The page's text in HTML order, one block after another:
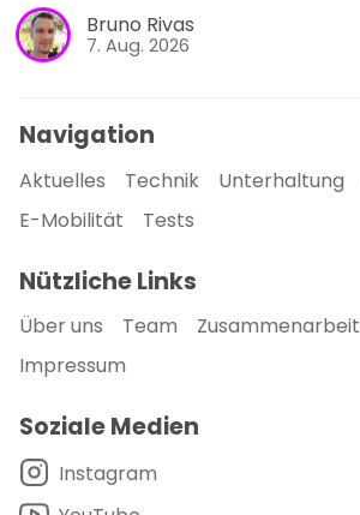
Bruno Rivas
7. Aug. 2026
Navigation
Aktuelles Technik Unterhaltung
E-Mobilität
Tests
Nützliche Links
Über uns Team Zusammenarbeit
Impressum
Soziale Medien
Instagram